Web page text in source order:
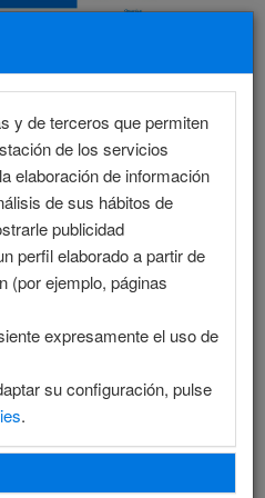
y de terceros que permiten
de los servicios
elaboración de información
de sus hábitos de
publicidad
perfil elaborado a partir de
(por ejemplo, páginas
expresamente el uso de
su configuración, pulse
.
1
2